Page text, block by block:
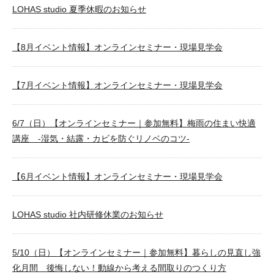
LOHAS studio 夏季休暇のお知らせ
【8月イベント情報】オンラインセミナー・現場見学会
【7月イベント情報】オンラインセミナー・現場見学会
6/7（日）【オンラインセミナー｜参加無料】梅雨の住まい快適
講座 -湿気・結露・カビを防ぐリノベのコツ-
【6月イベント情報】オンラインセミナー・現場見学会
LOHAS studio 社内研修休業のお知らせ
5/10（日）【オンラインセミナー｜参加無料】暮らしの見直し強
化月間 後悔しない！動線から考える間取りのつくり方